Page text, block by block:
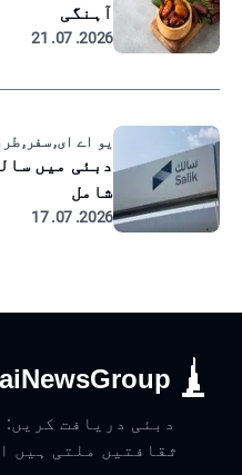
آہنگی
2026. 07. 21
یو اے ای, سفر,
شامل
2026. 07. 17
دبئی دریافت
ثقافتیں ملتی ہیں